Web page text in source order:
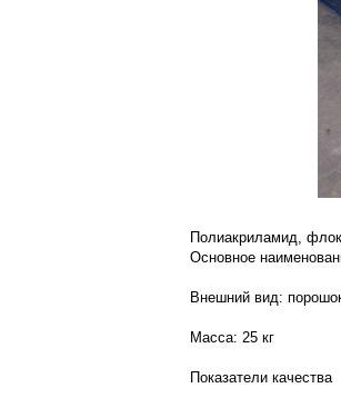
Полиакриламид,
Основное
Внешний вид:
Масса: 25 кг
Показатели качества